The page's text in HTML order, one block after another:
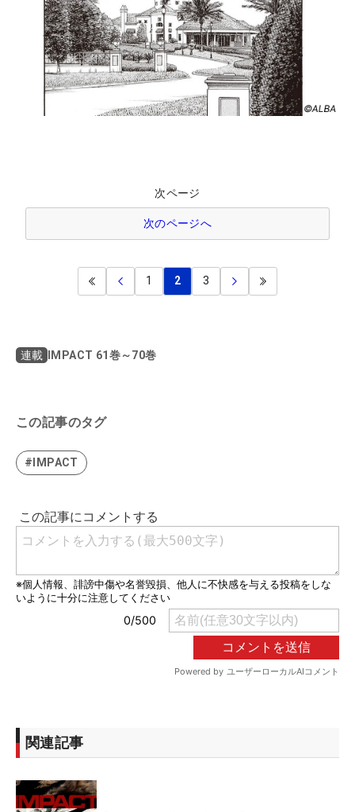
次ページ
次のページへ
1 2 3
連載 IMPACT 61巻～70巻
この記事のタグ
#IMPACT
関連記事